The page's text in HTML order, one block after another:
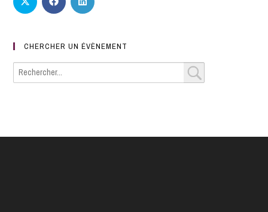
CHERCHER UN ÉVÈNEMENT